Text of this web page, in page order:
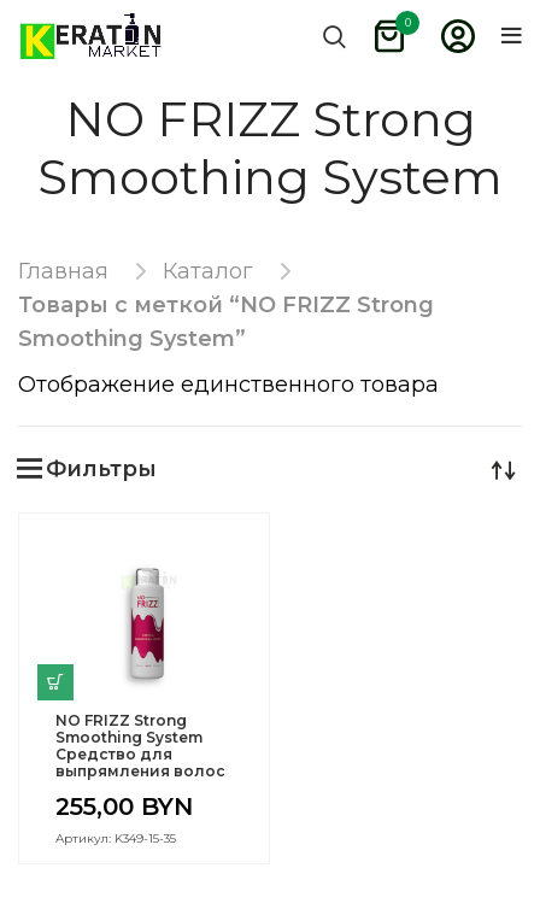
0
NO FRIZZ Strong
Smoothing System
Главная
Каталог
Товары с меткой “NO FRIZZ Strong
Smoothing System”
Отображение единственного товара
Фильтры
NO FRIZZ Strong
Smoothing System
Средство для
выпрямления волос
255,00 BYN
Артикул: K349-15-35